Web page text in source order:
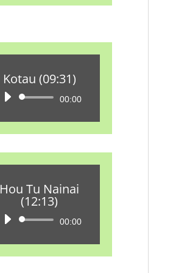
Kotau (09:31)
Audio-00:00
Hou Tu Nainai
(12:13)
Audio-00:00